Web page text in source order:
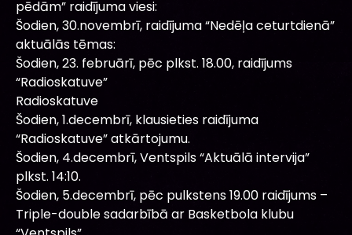
pēdām” raidījuma viesi:
Šodien, 30.novembrī, raidījuma “Nedēļa ceturtdienā”
aktuālās tēmas:
Šodien, 23. februārī, pēc plkst. 18.00, raidījums
“Radioskatuve”
Radioskatuve
Šodien, 1.decembrī, klausieties raidījuma
“Radioskatuve” atkārtojumu.
Šodien, 4.decembrī, Ventspils “Aktuālā intervija”
plkst. 14:10.
Šodien, 5.decembrī, pēc pulkstens 19.00 raidījums –
Triple-double sadarbībā ar Basketbola klubu